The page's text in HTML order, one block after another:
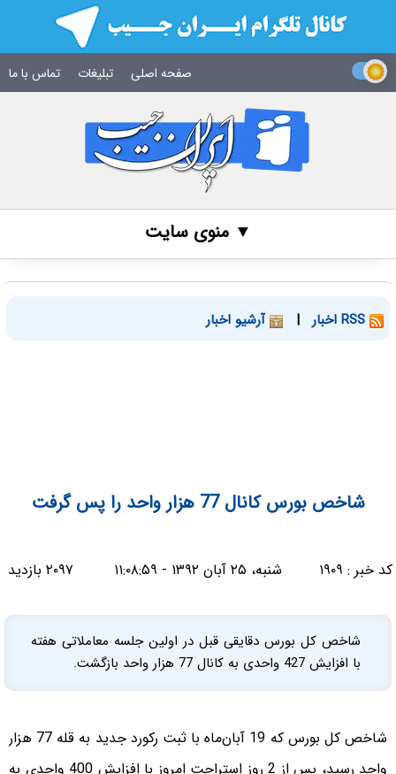
صفحه اصلی تبلیغات تماس با ما
▼ منوی سایت
| آرشیو اخبار
شاخص بورس کانال 77 هزار واحد را پس گرفت
کد خبر : ۱۹۰۹ شنبه، ۲۵ آبان ۱۳۹۲ - ۱۱:۰۸:۵۹ ۲۰۹۷ بازدید
شاخص کل بورس دقایقی قبل در اولین جلسه معاملاتی هفته
با افزایش 427 واحدی به کانال 77 هزار واحد بازگشت.
شاخص کل بورس که 19 آبان‌ماه با ثبت رکورد جدید به قله 77 هزار
واحد رسید، پس از 2 روز استراحت امروز با افزایش 400 واحدی به